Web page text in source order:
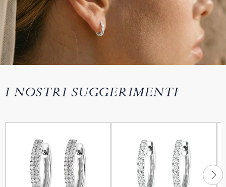
I NOSTRI SUGGERIMENTI